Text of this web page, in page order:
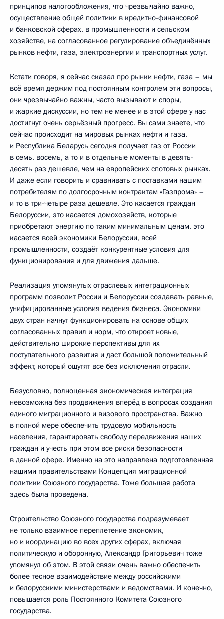
принципов налогообложения, что чрезвычайно важно,
осуществление общей политики в кредитно-финансовой
и банковской сферах, в промышленности и сельском
хозяйстве, на согласованное регулирование объединённых
рынков нефти, газа, электроэнергии и транспортных услуг.
Кстати говоря, я сейчас сказал про рынки нефти, газа – мы
всё время держим под постоянным контролем эти вопросы,
они чрезвычайно важны, часто вызывают и споры,
и жаркие дискуссии, но тем не менее и в этой сфере у нас
достигнут очень серьёзный прогресс. Вы сами знаете, что
сейчас происходит на мировых рынках нефти и газа,
и Республика Беларусь сегодня получает газ от России
в семь, восемь, а то и в отдельные моменты в девять-
десять раз дешевле, чем на европейских спотовых рынках.
И даже если говорить и сравнивать с поставками нашим
потребителям по долгосрочным контрактам «Газпрома» –
и то в три-четыре раза дешевле. Это касается граждан
Белоруссии, это касается домохозяйств, которые
приобретают энергию по таким минимальным ценам, это
касается всей экономики Белоруссии, всей
промышленности, создаёт конкурентные условия для
функционирования и для движения дальше.
Реализация упомянутых отраслевых интеграционных
программ позволит России и Белоруссии создавать равные,
унифицированные условия ведения бизнеса. Экономики
двух стран начнут функционировать на основе общих
согласованных правил и норм, что откроет новые,
действительно широкие перспективы для их
поступательного развития и даст большой положительный
эффект, который ощутят все без исключения отрасли.
Безусловно, полноценная экономическая интеграция
невозможна без продвижения вперёд в вопросах создания
единого миграционного и визового пространства. Важно
в полной мере обеспечить трудовую мобильность
населения, гарантировать свободу передвижения наших
граждан и учесть при этом все риски безопасности
в данной сфере. Именно на это направлена подготовленная
нашими правительствами Концепция миграционной
политики Союзного государства. Тоже большая работа
здесь была проведена.
Строительство Союзного государства подразумевает
не только взаимное переплетение экономик,
но и координацию во всех других сферах, включая
политическую и оборонную, Александр Григорьевич тоже
упомянул об этом. В этой связи очень важно обеспечить
более тесное взаимодействие между российскими
и белорусскими министерствами и ведомствами. И конечно,
повышается роль Постоянного Комитета Союзного
государства.